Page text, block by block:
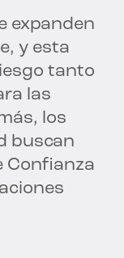
expanden
y esta
tanto
las
los
buscan
Confianza